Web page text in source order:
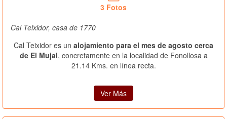
3 Fotos
Cal Teixidor, casa de 1770
Cal Teixidor es un alojamiento para el mes de agosto cerca
de El Mujal, concretamente en la localidad de Fonollosa a
21.14 Kms. en línea recta.
Ver Más